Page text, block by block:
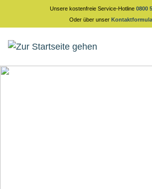
springenUnsere kostenfreie Service-Hotline 0800
Oder über unser